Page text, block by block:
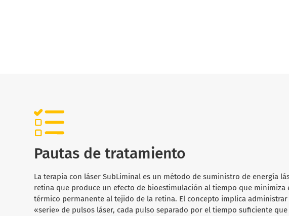
Pautas de tratamiento
La terapia con láser SubLiminal es un método de suministro de energía
retina que produce un efecto de bioestimulación al tiempo que minimiza
térmico permanente al tejido de la retina. El concepto implica
«serie» de pulsos láser, cada pulso separado por el tiempo suficiente